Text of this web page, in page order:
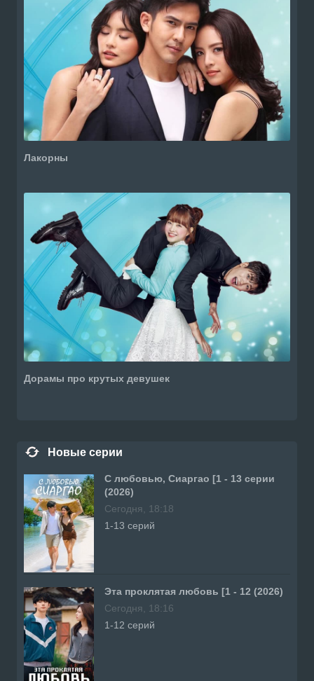
Лакорны
Дорамы про крутых девушек
Новые серии
С любовью, Сиаргао [1 - 13 серии
(2026)
Сегодня, 18:18
1-13 серий
Эта проклятая любовь [1 - 12 (2026)
Сегодня, 18:16
1-12 серий